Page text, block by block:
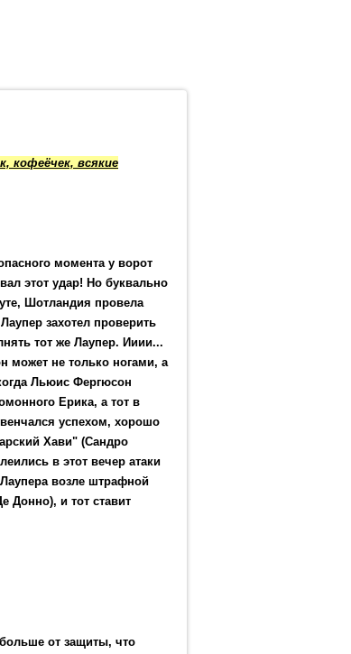
кофеёчек, всякие
момента у ворот
этот удар! Но буквально
Шотландия провела
захотел проверить
тот же Лаупер. Ииии...
может не только ногами, а
Льюис Фергюсон
Ерика, а тот в
успехом, хорошо
Хави" (Сандро
в этот вечер атаки
возле штрафной
Донно), и тот ставит
от защиты, что